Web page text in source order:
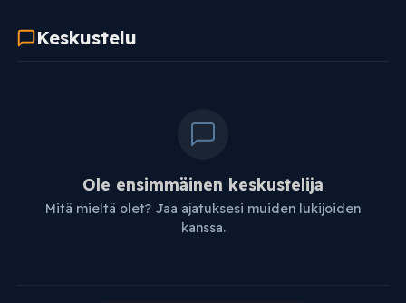
Keskustelu
Ole ensimmäinen keskustelija
Mitä mieltä olet? Jaa ajatuksesi muiden lukijoiden
kanssa.